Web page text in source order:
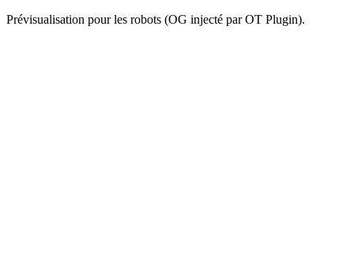
Prévisualisation pour les robots (OG injecté par OT Plugin).